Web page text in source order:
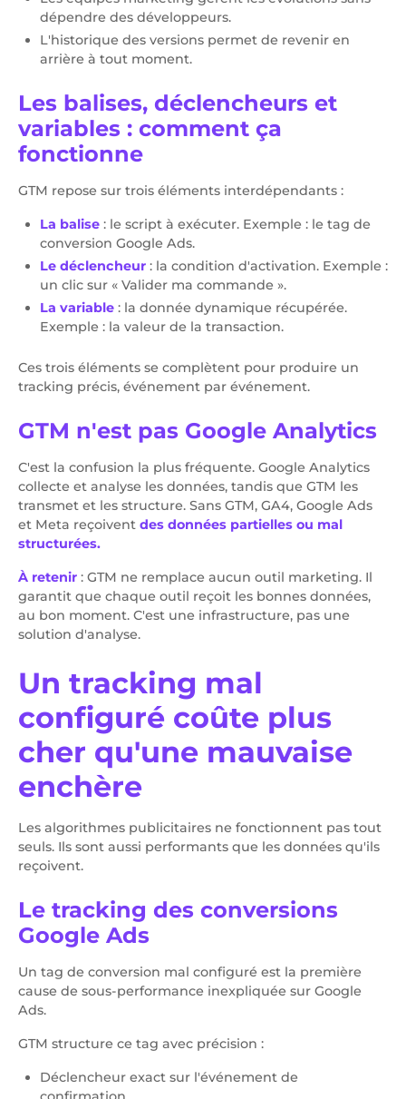
dépendre des développeurs.
L'historique des versions permet de revenir en
arrière à tout moment.
Les balises, déclencheurs et
variables : comment ça
fonctionne
GTM repose sur trois éléments interdépendants :
La balise : le script à exécuter. Exemple : le tag de
conversion Google Ads.
Le déclencheur : la condition d'activation. Exemple :
un clic sur « Valider ma commande ».
La variable : la donnée dynamique récupérée.
Exemple : la valeur de la transaction.
Ces trois éléments se complètent pour produire un
tracking précis, événement par événement.
GTM n'est pas Google Analytics
C'est la confusion la plus fréquente. Google Analytics
collecte et analyse les données, tandis que GTM les
transmet et les structure. Sans GTM, GA4, Google Ads
et Meta reçoivent des données partielles ou mal
structurées.
À retenir : GTM ne remplace aucun outil marketing. Il
garantit que chaque outil reçoit les bonnes données,
au bon moment. C'est une infrastructure, pas une
solution d'analyse.
Un tracking mal
configuré coûte plus
cher qu'une mauvaise
enchère
Les algorithmes publicitaires ne fonctionnent pas tout
seuls. Ils sont aussi performants que les données qu'ils
reçoivent.
Le tracking des conversions
Google Ads
Un tag de conversion mal configuré est la première
cause de sous-performance inexpliquée sur Google
Ads.
GTM structure ce tag avec précision :
Déclencheur exact sur l'événement de